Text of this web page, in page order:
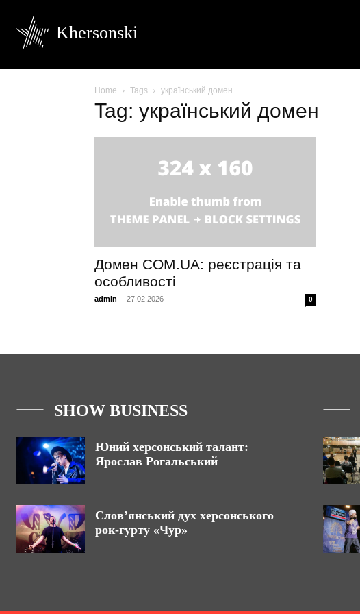
Khersonski
Home Tags український домен
Tag: український домен
Домен COM.UA: реєстрація та
особливості
admin - 27.02.2026 0
SHOW BUSINESS
Юний херсонський талант:
Ярослав Рогальський
Слов’янський дух херсонського
рок-гурту «Чур»